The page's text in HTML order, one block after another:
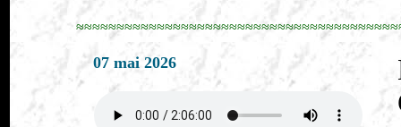
07 mai 2026